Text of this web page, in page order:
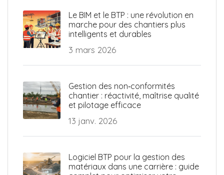
Le BIM et le BTP : une révolution en
marche pour des chantiers plus
intelligents et durables
3 mars 2026
Gestion des non‑conformités
chantier : réactivité, maîtrise qualité
et pilotage efficace
13 janv. 2026
Logiciel BTP pour la gestion des
matériaux dans une carrière : guide